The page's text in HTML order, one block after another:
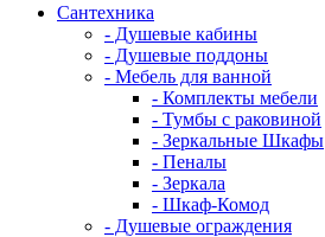
Сантехника
- Душевые кабины
- Душевые поддоны
- Мебель для ванной
- Комплекты мебели
- Тумбы с раковиной
- Зеркальные Шкафы
- Пеналы
- Зеркала
- Шкаф-Комод
- Душевые ограждения